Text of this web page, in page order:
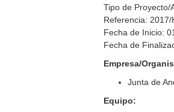
Tipo de Proyecto/
Referencia: 2017/
Fecha de Inicio:
Fecha de
Empresa/
Junta de
Equipo: